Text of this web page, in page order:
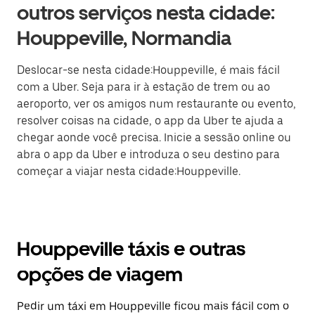
outros serviços nesta cidade:
Houppeville, Normandia
Deslocar-se nesta cidade:Houppeville, é mais fácil
com a Uber. Seja para ir à estação de trem ou ao
aeroporto, ver os amigos num restaurante ou evento,
resolver coisas na cidade, o app da Uber te ajuda a
chegar aonde você precisa. Inicie a sessão online ou
abra o app da Uber e introduza o seu destino para
começar a viajar nesta cidade:Houppeville.
Houppeville táxis e outras
opções de viagem
Pedir um táxi em Houppeville ficou mais fácil com o